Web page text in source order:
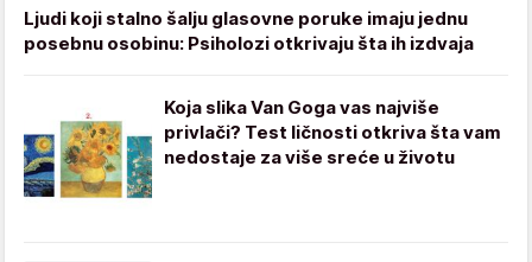
Ljudi koji stalno šalju glasovne poruke imaju jednu
posebnu osobinu: Psiholozi otkrivaju šta ih izdvaja
Koja slika Van Goga vas najviše
privlači? Test ličnosti otkriva šta vam
nedostaje za više sreće u životu